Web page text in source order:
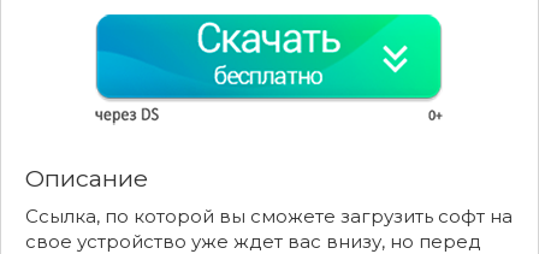
Описание
Ссылка, по которой вы сможете загрузить софт на
свое устройство уже ждет вас внизу, но перед